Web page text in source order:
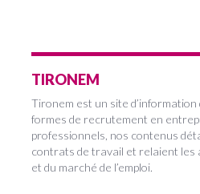
TIRONEM
Tironem est un site
formes de recrutement en
professionnels, nos contenus
contrats de travail et relaient
et du marché de l’emploi.